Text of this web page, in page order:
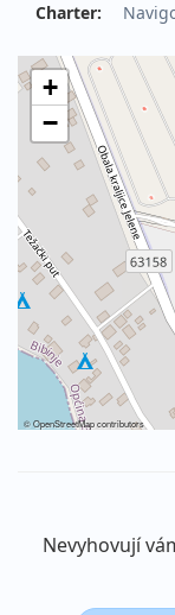
Charter:
+
−
©OpenStreetMapcontributors
Nevyhovují